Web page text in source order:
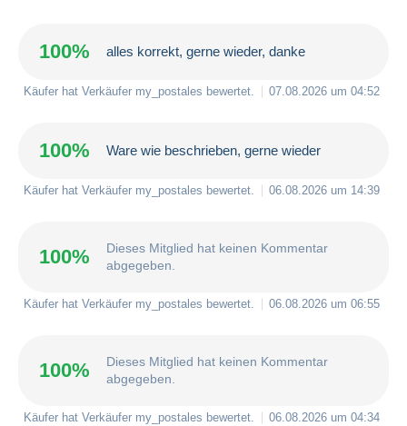
100% alles korrekt, gerne wieder, danke
Käufer hat Verkäufer my_postales bewertet. 07.08.2026 um 04:52
100% Ware wie beschrieben, gerne wieder
Käufer hat Verkäufer my_postales bewertet. 06.08.2026 um 14:39
100%
Dieses Mitglied hat keinen Kommentar
abgegeben.
Käufer hat Verkäufer my_postales bewertet. 06.08.2026 um 06:55
100%
Dieses Mitglied hat keinen Kommentar
abgegeben.
Käufer hat Verkäufer my_postales bewertet. 06.08.2026 um 04:34